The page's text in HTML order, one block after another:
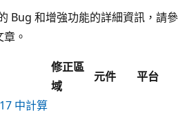
Bug 和增強功能的詳細資訊，請參
。
修正區
域
元件 平台
中計算